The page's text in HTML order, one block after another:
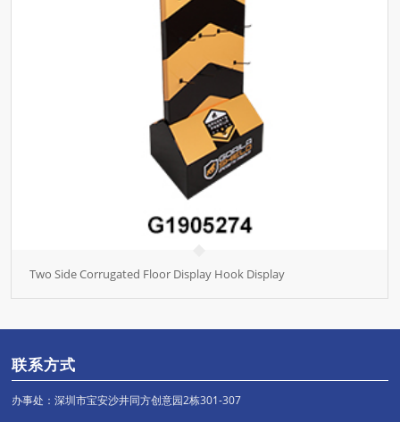
Two Side Corrugated Floor Display Hook Display
联系方式
办事处：深圳市宝安沙井同方创意园2栋301-307